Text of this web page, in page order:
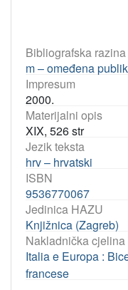
Bibliografska razina
m – omeđena
Impresum
2000.
Materijalni opis
XIX, 526 str
Jezik teksta
hrv – hrvatski
ISBN
9536770067
Jedinica HAZU
Knjižnica (Zagreb)
Nakladnička cjelina
Italia e Europa :
francese